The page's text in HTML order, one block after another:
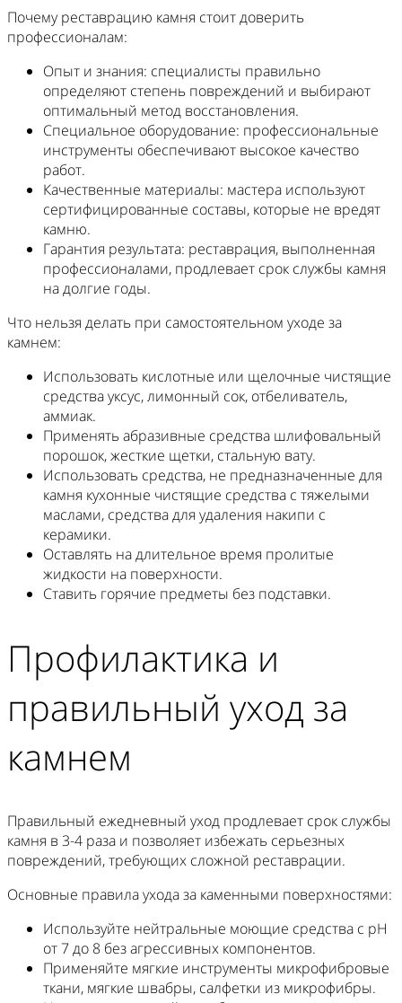
Почему реставрацию камня стоит доверить
профессионалам:
Опыт и знания: специалисты правильно
определяют степень повреждений и выбирают
оптимальный метод восстановления.
Специальное оборудование: профессиональные
инструменты обеспечивают высокое качество
работ.
Качественные материалы: мастера используют
сертифицированные составы, которые не вредят
камню.
Гарантия результата: реставрация, выполненная
профессионалами, продлевает срок службы камня
на долгие годы.
Что нельзя делать при самостоятельном уходе за
камнем:
Использовать кислотные или щелочные чистящие
средства уксус, лимонный сок, отбеливатель,
аммиак.
Применять абразивные средства шлифовальный
порошок, жесткие щетки, стальную вату.
Использовать средства, не предназначенные для
камня кухонные чистящие средства с тяжелыми
маслами, средства для удаления накипи с
керамики.
Оставлять на длительное время пролитые
жидкости на поверхности.
Ставить горячие предметы без подставки.
Профилактика и
правильный уход за
камнем
Правильный ежедневный уход продлевает срок службы
камня в 3-4 раза и позволяет избежать серьезных
повреждений, требующих сложной реставрации.
Основные правила ухода за каменными поверхностями:
Используйте нейтральные моющие средства с pH
от 7 до 8 без агрессивных компонентов.
Применяйте мягкие инструменты микрофибровые
ткани, мягкие швабры, салфетки из микрофибры.